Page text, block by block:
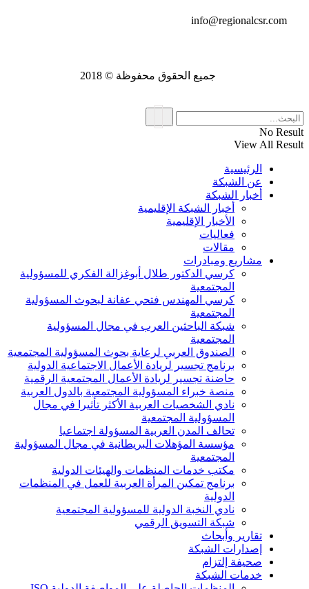
جميع الحقوق محفوظة © 2018
No Result
View All Result
الرئيسية
عن الشبكة
أخبار الشبكة
أخبار الشبكة الإقليمية
الأخبار الإقليمية
فعاليات
مقالات
مشاريع ومبادرات
كرسي الدكتور طلال أبوغزالة الفكري للمسؤولية
المجتمعية
كرسي المهندس فتحي عفانة لبحوث المسؤولية
المجتمعية
شبكة الباحثين العرب في مجال المسؤولية
المجتمعية
الصندوق العربي لرعاية بحوث المسؤولية المجتمعية
برنامج تجسير لريادة الأعمال الاجتماعية الدولية
حاضنة تجسير لريادة الأعمال المجتمعية الرقمية
منصة خبراء المسؤولية المجتمعية بالدول العربية
نادي الشخصيات العربية الأكثر تأثيرا في مجال
المسؤولية المجتمعية
تحالف المدن العربية المسؤولة اجتماعيا
مؤسسة المؤهلات البريطانية في مجال المسؤولية
المجتمعية
مكتب خدمات المنظمات والهيئات الدولية
برنامج تمكين المرأة العربية للعمل في المنظمات
الدولية
نادي النخبة الدولية للمسؤولية المجتمعية
شبكة التسويق الرقمي
تقارير وأبحاث
إصدارات الشبكة
صحيفة إلتزام
خدمات الشبكة